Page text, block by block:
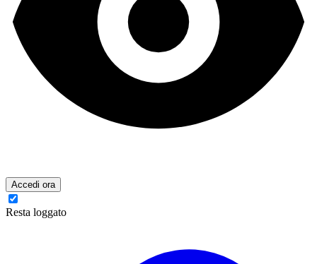
Accedi ora
Resta loggato